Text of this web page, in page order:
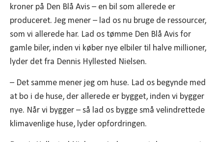
kroner på Den Blå Avis – en bil som allerede er
produceret. Jeg mener – lad os nu bruge de ressourcer,
som vi allerede har. Lad os tømme Den Blå Avis for
gamle biler, inden vi køber nye elbiler til halve millioner,
lyder det fra Dennis Hyllested Nielsen.
– Det samme mener jeg om huse. Lad os begynde med
at bo i de huse, der allerede er bygget, inden vi bygger
nye. Når vi bygger – så lad os bygge små velindrettede
klimavenlige huse, lyder opfordringen.